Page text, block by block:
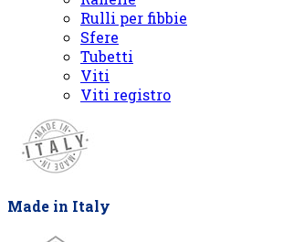
Rulli per fibbie
Sfere
Tubetti
Viti
Viti registro
Made in Italy